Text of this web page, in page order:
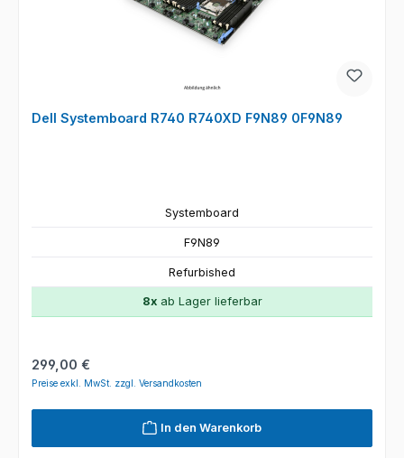
Dell Systemboard R740 R740XD F9N89 0F9N89
Systemboard
F9N89
Refurbished
8xab Lager lieferbar
Regulärer Preis:
299,00 €
Preise exkl. MwSt. zzgl. Versandkosten
In den Warenkorb